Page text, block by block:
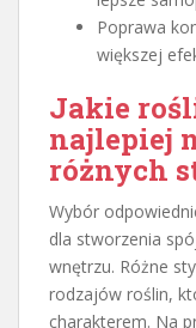
Poprawa
większej
Jakie
najlepiej
różnych
Wybór
dla stworzenia
wnętrzu. Różne
rodzajów roślin,
charakterem. Na